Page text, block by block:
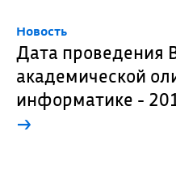
Новость
Дата проведения
академической
информатике -
→